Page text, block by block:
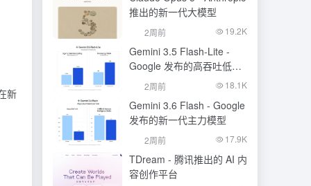
新
推出的新一代大模型
2周前 19.2K
Gemini 3.5 Flash-Lite -
Google 发布的高吞吐低成
本模型
2周前 18.1K
Gemini 3.6 Flash - Google
发布的新一代主力模型
2周前 17.9K
TDream - 腾讯推出的 AI 内
容创作平台